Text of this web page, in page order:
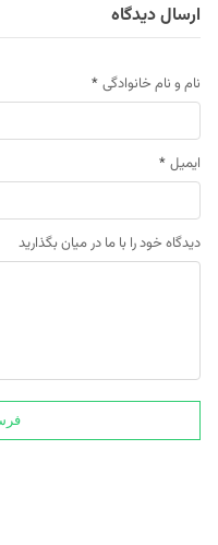
ارسال دیدگاه
نام و نام خانوادگی *
ایمیل *
دیدگاه خود را با ما در میان بگذارید